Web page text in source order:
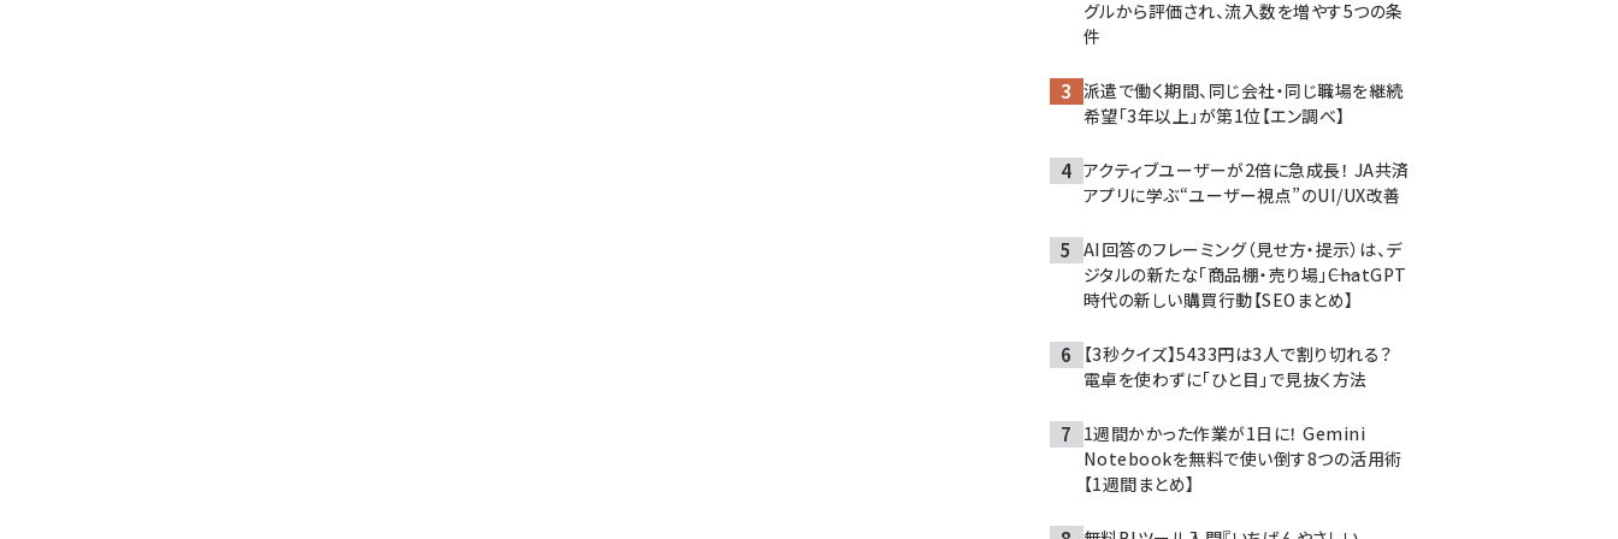
グルから評価され、流入数を増やす5つの条
件
派遣で働く期間、同じ会社・同じ職場を継続
希望「3年以上」が第1位【エン調べ】
アクティブユーザーが2倍に急成長！ JA共済
アプリに学ぶ“ユーザー視点”のUI/UX改善
AI回答のフレーミング（見せ方・提示）は、デ
ジタルの新たな「商品棚・売り場」――ChatGPT
時代の新しい購買行動【SEOまとめ】
【3秒クイズ】5433円は3人で割り切れる？
電卓を使わずに「ひと目」で見抜く方法
1週間かかった作業が1日に！ Gemini
Notebookを無料で使い倒す8つの活用術
【1週間まとめ】